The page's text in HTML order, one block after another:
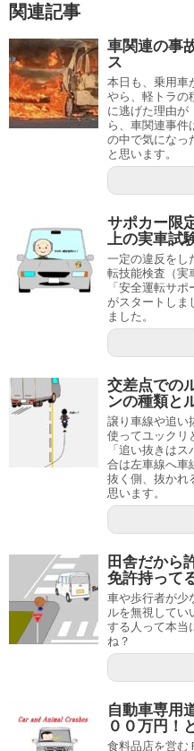
関連記事
車関連の事
ス
本日も、乗用車
やら、軽トラの
に逃げた理由が
ら、車関連事件
の中で気になっ
と思います。
サポカー限
上の実車試
一定の違反をし
転技能検査（実
「安全運転サ
がスタートしま
ました。
交差点での
ンの種類と
譲り車線や追い
使ってユックリ
「追い抜きは
合は左車線へ車
抜く側、抜かれ
思います。
田舎だから
免許持って
車や歩行者が少
ルを無視してい
する人って本当
ね？
自動車専用
００万円！
食料品店を営む